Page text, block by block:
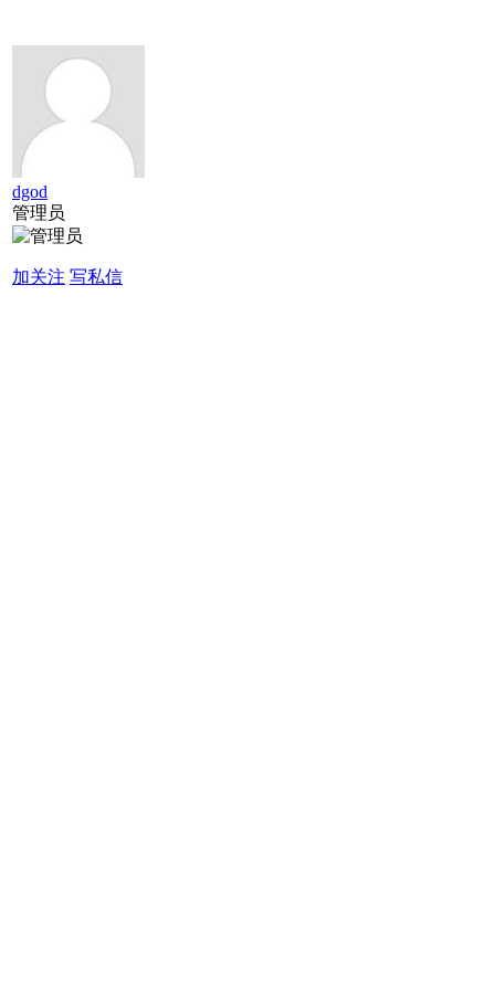
dgod
管理员
加关注 写私信